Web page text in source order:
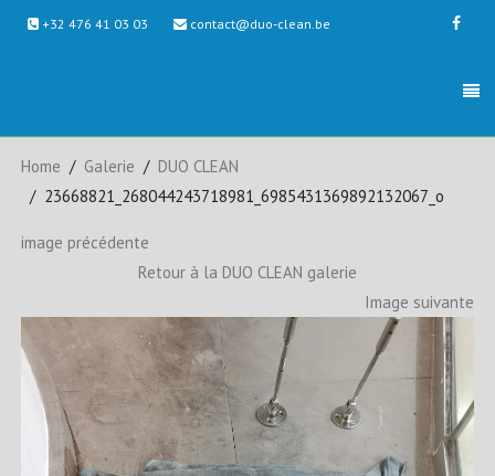
+32 476 41 03 03 contact@duo-clean.be
Home Galerie
DUO CLEAN
23668821_268044243718981_6985431369892132067_o
image précédente
Retour à la DUO CLEAN galerie
Image suivante